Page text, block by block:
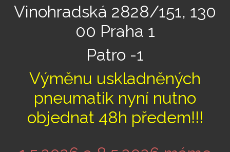
Vinohradská 2828/151, 130
00 Praha 1
Patro -1
Výměnu uskladněných
pneumatik nyní nutno
objednat 48h předem!!!